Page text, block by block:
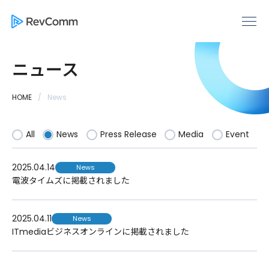
ニュース
HOME News
All News Press Release Media Event
2025.04.14 News
電波タイムズに掲載されました
2025.04.11 News
ITmediaビジネスオンラインに掲載されました